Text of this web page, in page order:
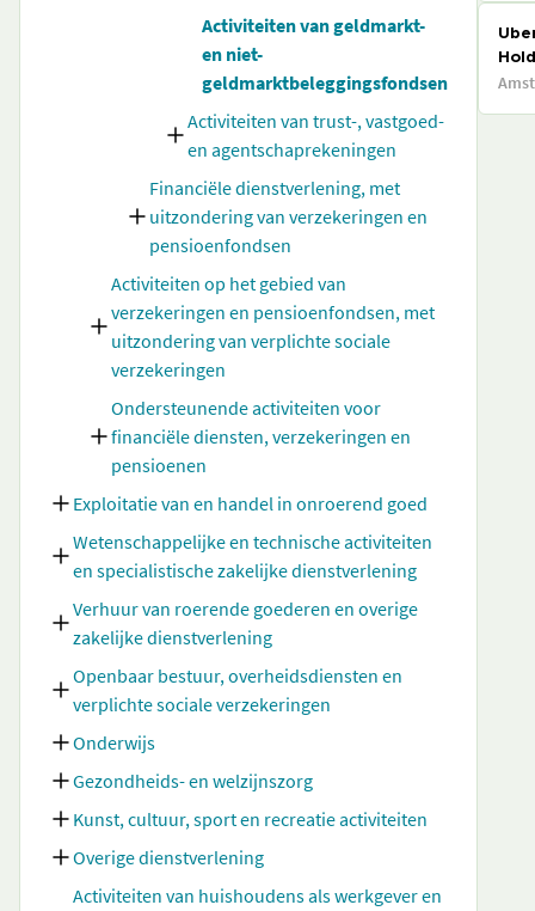
Activiteiten van geldmarkt-
en niet-
geldmarktbeleggingsfondsen
Activiteiten van trust-, vastgoed-
en agentschaprekeningen
Financiële dienstverlening, met
uitzondering van verzekeringen en
pensioenfondsen
Activiteiten op het gebied van
verzekeringen en pensioenfondsen, met
uitzondering van verplichte sociale
verzekeringen
Ondersteunende activiteiten voor
financiële diensten, verzekeringen en
pensioenen
Exploitatie van en handel in onroerend goed
Wetenschappelijke en technische activiteiten
en specialistische zakelijke dienstverlening
Verhuur van roerende goederen en overige
zakelijke dienstverlening
Openbaar bestuur, overheidsdiensten en
verplichte sociale verzekeringen
Onderwijs
Gezondheids- en welzijnszorg
Kunst, cultuur, sport en recreatie activiteiten
Overige dienstverlening
Activiteiten van huishoudens als werkgever en